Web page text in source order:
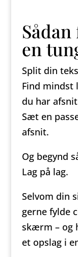
en
Split din
Find mindst
du har
Sæt en
afsnit.
Og begynd
Lag på lag.
Selvom din
gerne fylde
skærm – og
et opslag i